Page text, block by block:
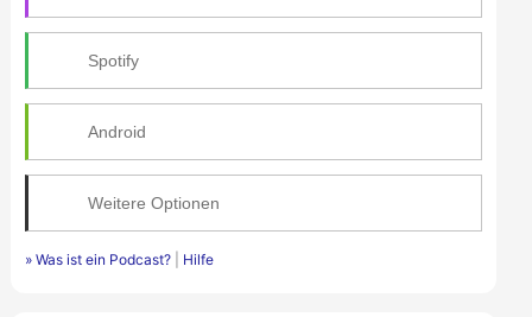
:
Spotify
Android
Weitere Optionen
» Was ist ein Podcast?| Hilfe